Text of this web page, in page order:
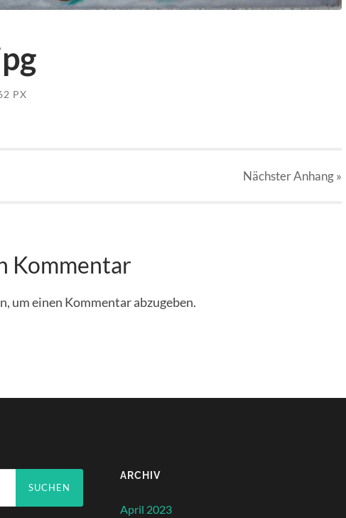
PX
NächsterAnhang»
Kommentar
um einen Kommentar abzugeben.
ARCHIV
April 2023